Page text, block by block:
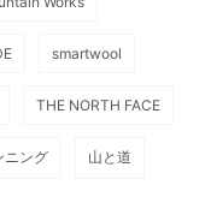
smartwool
THE NORTH FACE
ニング 山と道